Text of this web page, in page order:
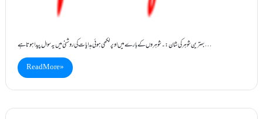
بہترین شوہر کی شان:۔ شوہروں کے بارے میں اوپر لکھی ہوئی ہدایات کی روشنی میں یہ سوال پیدا ہوتا ہے…
Read More »